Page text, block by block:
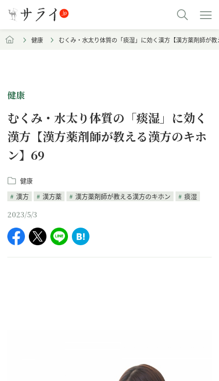
健康 むくみ・水太り体質の「痰湿」に効く漢方【漢方薬剤師が
健康
むくみ・水太り体質の「痰湿」に効く
漢方【漢方薬剤師が教える漢方のキホ
ン】69
健康
漢方
漢方薬 漢方薬剤師が教える漢方のキホン 痰湿
2023/5/3